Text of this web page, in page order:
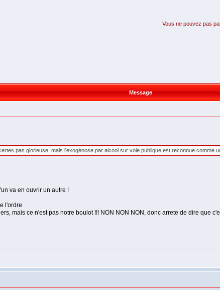
Vous ne pouvez pas
Message
pas glorieuse, mais l'exogénose par alcool sur voie publique est reconnue comme
va en ouvrir un autre !
l'ordre
mais ce n'est pas notre boulot !!! NON NON NON, donc arrete de dire que